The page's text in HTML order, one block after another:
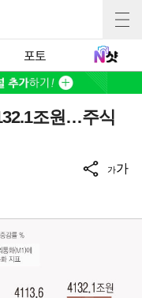
포토
조원…주식
가가